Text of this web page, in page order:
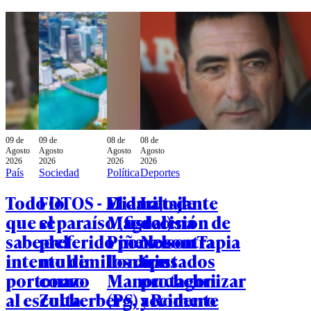
09 de
Agosto
2026
País
Todo lo
que se
sabe del
intento de
portonazo
al escolta
09 de
Agosto
2026
Sociedad
FOTOS - Miami,
el paraíso (fiscal)
preferido por los
multimillonarios
como
Zuckerberg,
08 de
Agosto
2026
Política
El dardo de
Magdalena
Piñera contra
los diputados
Manouchehri
(PS) y Romero
08 de
Agosto
2026
Deportes
La tajante
decisión de
Nelson Tapia
tras
protagonizar
accidente